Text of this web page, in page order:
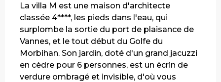
La villa M est une maison d'architecte
classée 4****, les pieds dans l'eau, qui
surplombe la sortie du port de plaisance de
Vannes, et le tout début du Golfe du
Morbihan. Son jardin, doté d'un grand jacuzzi
en cèdre pour 6 personnes, est un écrin de
verdure ombragé et invisible, d'où vous